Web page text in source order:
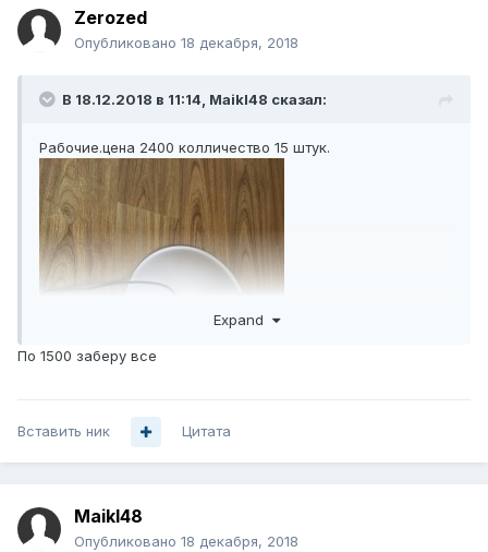
Zerozed
Опубликовано 18 декабря, 2018
В 18.12.2018 в 11:14, Maikl48 сказал:
Рабочие.цена 2400 колличество 15 штук.
Expand
По 1500 заберу все
Вставить ник Цитата
Maikl48
Опубликовано 18 декабря, 2018